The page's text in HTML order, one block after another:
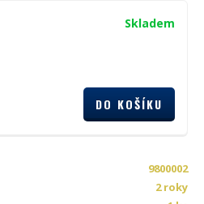
Skladem
9800002
2 roky